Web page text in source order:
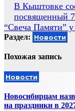
Навигация
по
записям
В Кыштовке
посвященный
“Свеча Памяти”
Раздел: Новости
Похожая запись
Новости
Новосибирцам
на праздники в